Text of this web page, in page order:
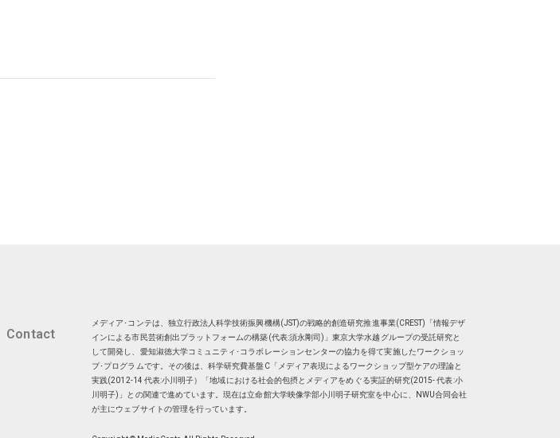
Contact
メディア･コンテは、独立行政法人科学技術振興機構(JST)の戦略的創造研究推進事業(CREST)「情報デザ
インによる市民芸術創出プラットフォームの構築(代表:須永剛司)」東京大学水越グループの受託研究と
して開発し、愛知淑徳大学コミュニティ･コラボレーションセンターの協力を得て実施したワークショッ
プ･プログラムです。その後は、科学研究費基盤C「メディア表現によるワークショップ型ケアの理論と
実践(2012-14 代表:小川明子）「地域における社会的包摂とメディアをめぐる実証的研究(2015- 代表:小
川明子)」との関連で進めています。現在は立命館大学映像学部小川明子研究室を中心に、
NWU合同会社
が主にウェブサイトの管理を行っています。